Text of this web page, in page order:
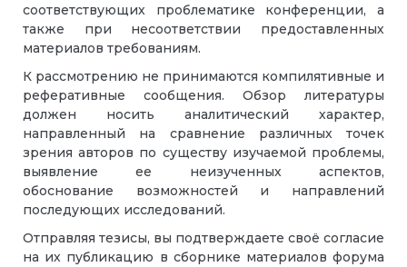
соответствующих проблематике конференции, а
также при несоответствии предоставленных
материалов требованиям.
К рассмотрению не принимаются компилятивные и
реферативные сообщения. Обзор литературы
должен носить аналитический характер,
направленный на сравнение различных точек
зрения авторов по существу изучаемой проблемы,
выявление ее неизученных аспектов,
обоснование возможностей и направлений
последующих исследований.
Отправляя тезисы, вы подтверждаете своё согласие
на их публикацию в сборнике материалов форума